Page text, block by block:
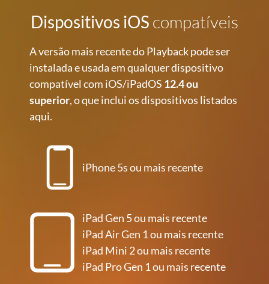
Dispositivos iOS compatíveis
A versão mais recente do Playback pode ser
instalada e usada em qualquer dispositivo
compatível com iOS/iPadOS 12.4 ou
superior, o que inclui os dispositivos listados
aqui.
iPhone 5s ou mais recente
iPad Gen 5 ou mais recente
iPad Air Gen 1 ou mais recente
iPad Mini 2 ou mais recente
iPad Pro Gen 1 ou mais recente